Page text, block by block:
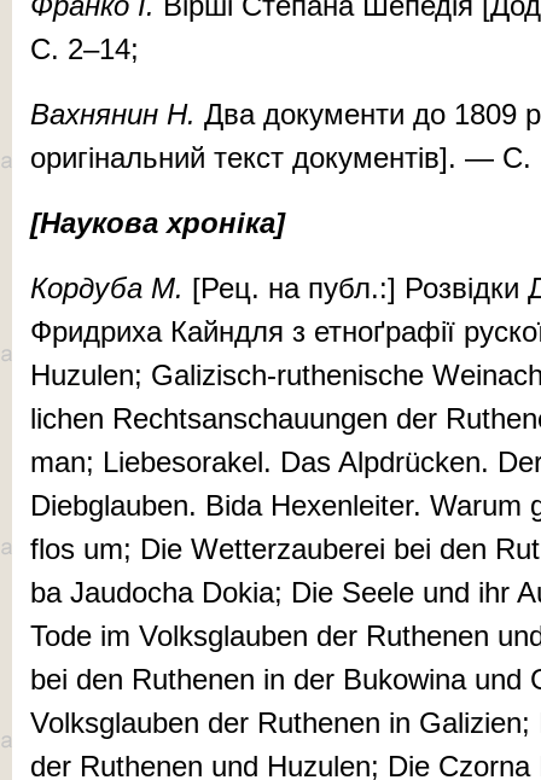
С. 2–14;
Вах­ня­нин Н. Два до­ку­мен­ти до 1809
оригінальний тек­ст до­ку­мен­тів]. —
[На­у­ко­ва хро­ні­ка]
Кор­ду­ба М. [Рец. на публ.:] Роз­від­ки
Фрид­ри­ха Кай­ндля з ет­ноґ­ра­фії
Huz­u­len; Gal­i­zisch-ruthen­ische
li­chen Recht­san­schau­un­­gen der
man; Liebesorak­el. Das Alp­drück­en.
Diebglau­ben. Bi­da Hex­en­leiter.
flos um; Die Wet­ter­­zauberei bei den
ba Jau­do­cha Dokia; Die Seele und ihr
Tode im Volksglau­ben der Ru­the­nen
bei den Ruthenen in der Bukowi­na und
Volksglau­ben der Ru­the­nen in
der Ru­thenen und Huz­u­len; Die